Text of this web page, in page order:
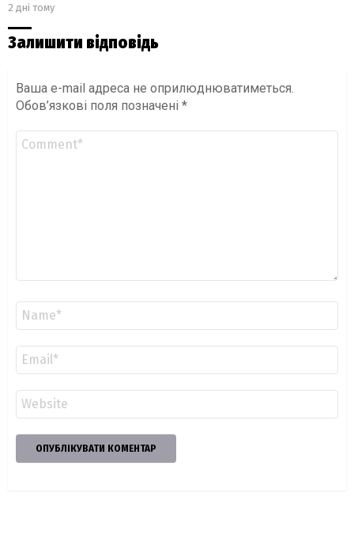
2 дні тому
Залишити відповідь
Ваша e-mail адреса не оприлюднюватиметься.
Обов’язкові поля позначені *